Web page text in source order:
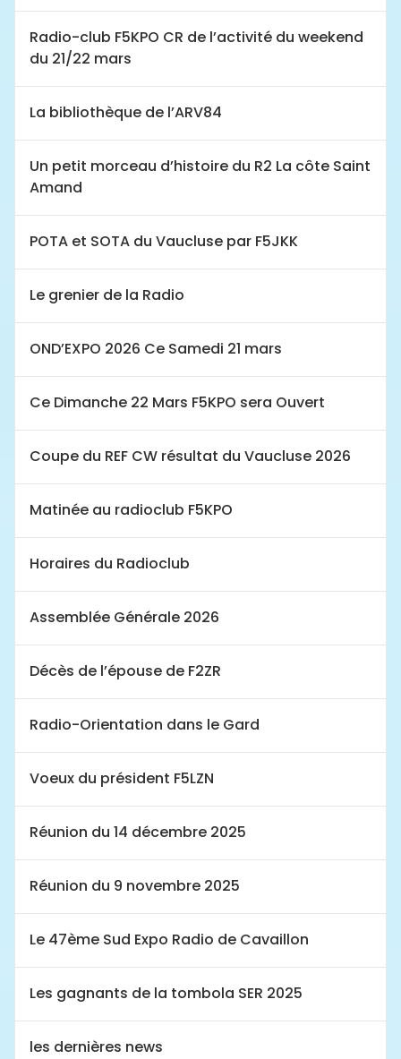
Radio-club F5KPO CR de l’activité du weekend
du 21/22 mars
La bibliothèque de l’ARV84
Un petit morceau d’histoire du R2 La côte Saint
Amand
POTA et SOTA du Vaucluse par F5JKK
Le grenier de la Radio
OND’EXPO 2026 Ce Samedi 21 mars
Ce Dimanche 22 Mars F5KPO sera Ouvert
Coupe du REF CW résultat du Vaucluse 2026
Matinée au radioclub F5KPO
Horaires du Radioclub
Assemblée Générale 2026
Décès de l’épouse de F2ZR
Radio-Orientation dans le Gard
Voeux du président F5LZN
Réunion du 14 décembre 2025
Réunion du 9 novembre 2025
Le 47ème Sud Expo Radio de Cavaillon
Les gagnants de la tombola SER 2025
les dernières news